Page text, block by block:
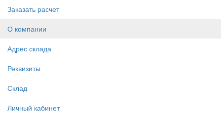
Заказать расчет
О компании
Адрес склада
Реквизиты
Склад
Личный кабинет